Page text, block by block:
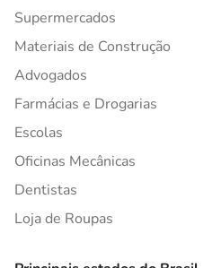
Supermercados
Materiais de Construção
Advogados
Farmácias e Drogarias
Escolas
Oficinas Mecânicas
Dentistas
Loja de Roupas